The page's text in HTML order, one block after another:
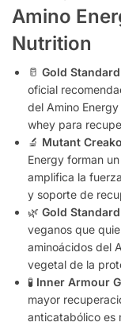
Amino
Nutrition
🥛 Gold
oficial
del Amino
whey para
🔬 Mutant
Energy forman
amplifica la
y soporte de
🌿 Gold
veganos que
aminoácidos del
vegetal de la
🧪 Inner Armour
mayor
anticatabólico es